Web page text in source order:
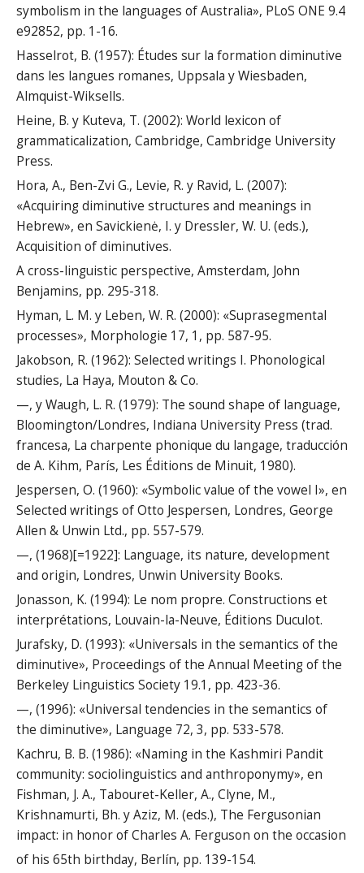
symbolism in the languages of Australia», PLoS ONE 9.4
e92852, pp. 1-16.
Hasselrot, B. (1957): Études sur la formation diminutive
dans les langues romanes, Uppsala y Wiesbaden,
Almquist-Wiksells.
Heine, B. y Kuteva, T. (2002): World lexicon of
grammaticalization, Cambridge, Cambridge University
Press.
Hora, A., Ben-Zvi G., Levie, R. y Ravid, L. (2007):
«Acquiring diminutive structures and meanings in
Hebrew», en Savickienė, I. y Dressler, W. U. (eds.),
Acquisition of diminutives.
A cross-linguistic perspective, Amsterdam, John
Benjamins, pp. 295-318.
Hyman, L. M. y Leben, W. R. (2000): «Suprasegmental
processes», Morphologie 17, 1, pp. 587-95.
Jakobson, R. (1962): Selected writings I. Phonological
studies, La Haya, Mouton & Co.
—, y Waugh, L. R. (1979): The sound shape of language,
Bloomington/Londres, Indiana University Press (trad.
francesa, La charpente phonique du langage, traducción
de A. Kihm, París, Les Éditions de Minuit, 1980).
Jespersen, O. (1960): «Symbolic value of the vowel I», en
Selected writings of Otto Jespersen, Londres, George
Allen & Unwin Ltd., pp. 557-579.
—, (1968)[=1922]: Language, its nature, development
and origin, Londres, Unwin University Books.
Jonasson, K. (1994): Le nom propre. Constructions et
interprétations, Louvain-la-Neuve, Éditions Duculot.
Jurafsky, D. (1993): «Universals in the semantics of the
diminutive», Proceedings of the Annual Meeting of the
Berkeley Linguistics Society 19.1, pp. 423-36.
—, (1996): «Universal tendencies in the semantics of
the diminutive», Language 72, 3, pp. 533-578.
Kachru, B. B. (1986): «Naming in the Kashmiri Pandit
community: sociolinguistics and anthroponymy», en
Fishman, J. A., Tabouret-Keller, A., Clyne, M.,
Krishnamurti, Bh. y Aziz, M. (eds.), The Fergusonian
impact: in honor of Charles A. Ferguson on the occasion
of his 65th birthday, Berlín, pp. 139-154.